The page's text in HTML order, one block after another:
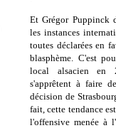
EtGrégor Puppinck
les instances
toutes déclarées en
blasphème. C'est
local alsacien en
s'apprêtent à faire
décision de
fait, cette tendance
l'offensive menée à